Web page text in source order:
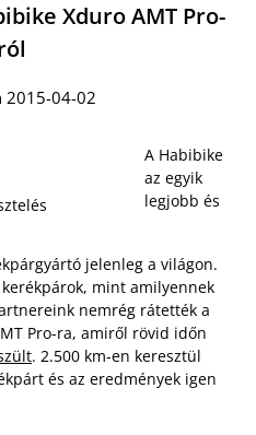
Xduro AMT Pro-
2015-04-02
A Habibike
az egyik
legjobb és
jelenleg a világon.
mint amilyennek
nemrég rátették a
Pro-ra, amiről rövid időn
. 2.500 km-en keresztül
és az eredmények igen